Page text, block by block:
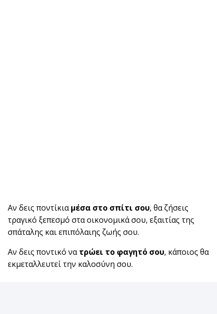
Αν δεις ποντίκιαμέσα στο σπίτι σου, θα ζήσεις
τραγικό ξεπεσμό στα οικονομικά σου, εξαιτίας της
σπάταλης και επιπόλαιης ζωής σου.
Αν δεις ποντικό νατρώει το φαγητό σου, κάποιος θα
εκμεταλλευτεί την καλοσύνη σου.